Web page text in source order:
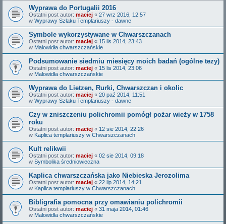
Wyprawa do Portugalii 2016
Ostatni post autor: maciej « 27 wrz 2016, 12:57
w Wyprawy Szlaku Templariuszy - dawne
Symbole wykorzystywane w Chwarszczanach
Ostatni post autor: maciej « 15 lis 2014, 23:43
w Malowidła chwarszczańskie
Podsumowanie siedmiu miesięcy moich badań (ogólne tezy)
Ostatni post autor: maciej « 15 lis 2014, 23:06
w Malowidła chwarszczańskie
Wyprawa do Lietzen, Rurki, Chwarszczan i okolic
Ostatni post autor: maciej « 20 paź 2014, 11:51
w Wyprawy Szlaku Templariuszy - dawne
Czy w zniszczeniu polichromii pomógł pożar wieży w 1758
roku
Ostatni post autor: maciej « 12 sie 2014, 22:26
w Kaplica templariuszy w Chwarszczanach
Kult relikwii
Ostatni post autor: maciej « 02 sie 2014, 09:18
w Symbolika średniowieczna
Kaplica chwarszczańska jako Niebieska Jerozolima
Ostatni post autor: maciej « 22 lip 2014, 14:21
w Kaplica templariuszy w Chwarszczanach
Bibligrafia pomocna przy omawianiu polichromii
Ostatni post autor: maciej « 31 maja 2014, 01:46
w Malowidła chwarszczańskie